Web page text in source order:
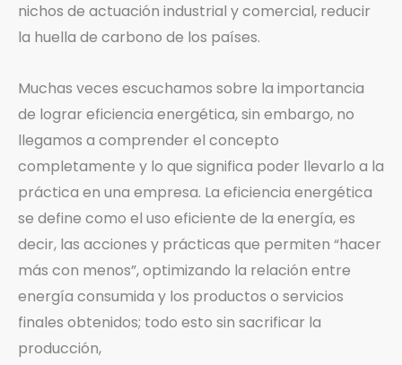
nichos de actuación industrial y comercial, reducir
la huella de carbono de los países.
Muchas veces escuchamos sobre la importancia
de lograr eficiencia energética, sin embargo, no
llegamos a comprender el concepto
completamente y lo que significa poder llevarlo a la
práctica en una empresa. La eficiencia energética
se define como el uso eficiente de la energía, es
decir, las acciones y prácticas que permiten “hacer
más con menos”, optimizando la relación entre
energía consumida y los productos o servicios
finales obtenidos; todo esto sin sacrificar la
producción,